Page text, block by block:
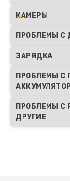
КАМЕРЫ
ПРОБЛЕМЫ С
ЗАРЯДКА
ПРОБЛЕМЫ С
ПРОБЛЕМЫ С
ДРУГИЕ